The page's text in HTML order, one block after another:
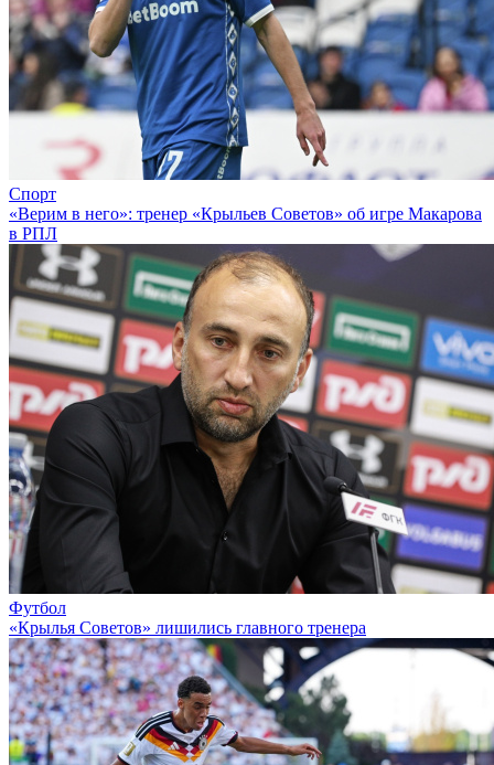
Спорт
«Верим в него»: тренер «Крыльев Советов» об игре Макарова
в РПЛ
Футбол
«Крылья Советов» лишились главного тренера